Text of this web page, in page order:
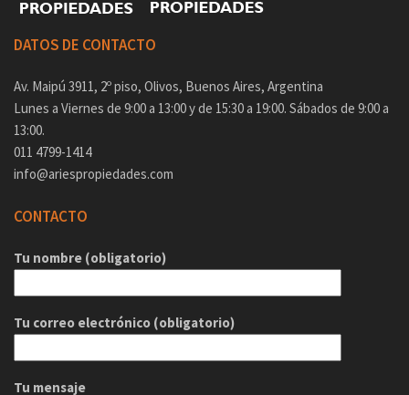
DATOS DE CONTACTO
Av. Maipú 3911, 2º piso, Olivos, Buenos Aires, Argentina
Lunes a Viernes de 9:00 a 13:00 y de 15:30 a 19:00. Sábados de 9:00 a
13:00.
011 4799-1414
info@ariespropiedades.com
CONTACTO
Tu nombre (obligatorio)
Tu correo electrónico (obligatorio)
Tu mensaje